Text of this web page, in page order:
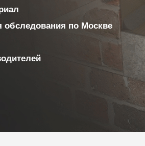
по Москве